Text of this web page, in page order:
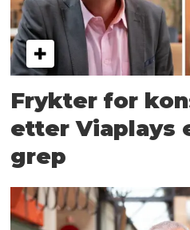
Frykter for
etter Viaplays
grep